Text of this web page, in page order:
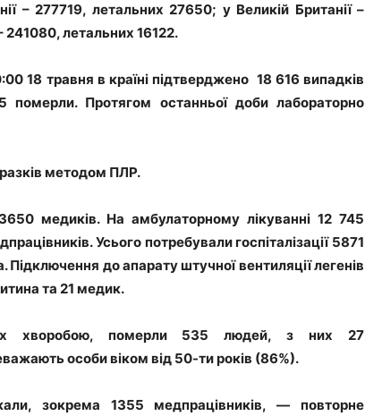
– 277719, летальних 27650; у Великій Британії –
летальних 16122.
18 травня в країні підтверджено 18 616 випадків
Протягом останньої доби лабораторно
методом ПЛР.
медиків. На амбулаторному лікуванні 12 745
Усього потребували госпіталізації 5871
до апарату штучної вентиляції легенів
та 21 медик.
хворобою, померли 535 людей, з них 27
особи віком від 50-ти років (86%).
зокрема 1355 медпрацівників, — повторне